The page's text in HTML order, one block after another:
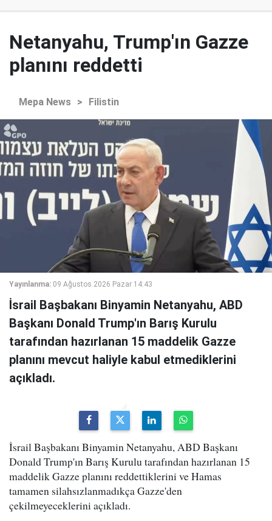
Netanyahu, Trump'ın Gazze
planını reddetti
Mepa News > Filistin
Yayınlanma: 09 Ağustos 2026 Pazar 14:43
İsrail Başbakanı Binyamin Netanyahu, ABD
Başkanı Donald Trump'ın Barış Kurulu
tarafından hazırlanan 15 maddelik Gazze
planını mevcut haliyle kabul etmediklerini
açıkladı.
İsrail Başbakanı Binyamin Netanyahu, ABD Başkanı
Donald Trump'ın Barış Kurulu tarafından hazırlanan 15
maddelik Gazze planını reddettiklerini ve Hamas
tamamen silahsızlanmadıkça Gazze'den
çekilmeyeceklerini açıkladı.